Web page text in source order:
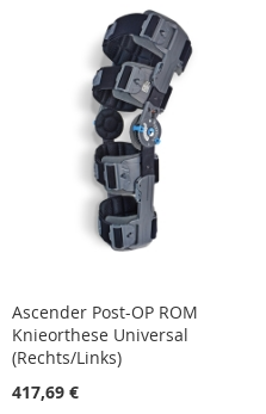
Ascender Post-OP ROM
Knieorthese Universal
(Rechts/Links)
417,69 €